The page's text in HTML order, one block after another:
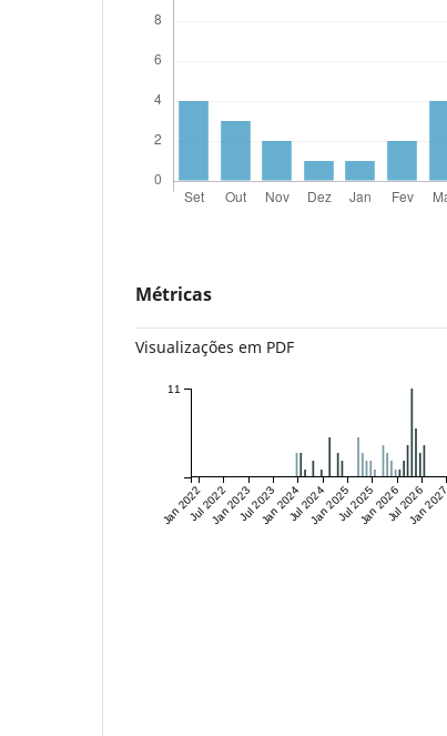
Métricas
Visualizações em PDF
Jan 2022Jul 2022Jan 2023Jul 2023Jan 2024Jul 2024Jan 2025Jul 2025Jan 2026Jul 2026Jan 2027
11